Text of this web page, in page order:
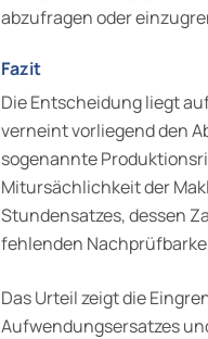
abzufragen oder
Fazit
Die Entscheidung liegt
verneint vor­liegend den
sogenannte
Mitursächlichkeit der
Stundensatzes, dessen
fehlenden
Das Urteil zeigt die
Aufwen­dungsersatzes